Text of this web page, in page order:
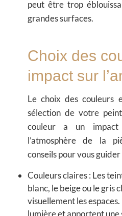
peut être trop
grandes surfaces.
Choix des
impact sur
Lechoix des couleurs
sélection de votre
couleur a un impact
l’atmosphère de la
conseils pour vous guider
Couleurs claires : Les
blanc, le beige ou le gris
visuellement les
lumière et apportent une